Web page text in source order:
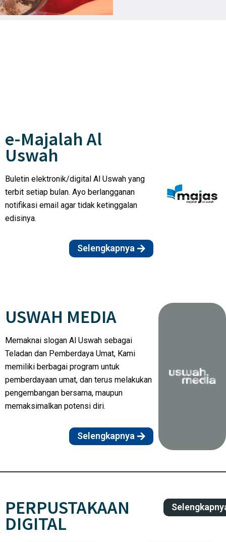
e-Majalah Al
Uswah
Buletin elektronik/digital Al Uswah yang
terbit setiap bulan. Ayo berlangganan
notifikasi email agar tidak ketinggalan
edisinya.
Selengkapnya
USWAH MEDIA
Memaknai slogan Al Uswah sebagai
Teladan dan Pemberdaya Umat, Kami
memiliki berbagai program untuk
pemberdayaan umat, dan terus melakukan
pengembangan bersama, maupun
memaksimalkan potensi diri.
Selengkapnya
PERPUSTAKAAN
DIGITAL